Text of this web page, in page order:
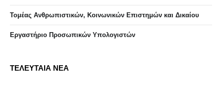
Τομέας Ανθρωπιστικών, Κοινωνικών Επιστημών και Δικαίου
Eργαστήριo Προσωπικών Υπολογιστών
ΤΕΛΕΥΤΑΙΑ ΝΕΑ